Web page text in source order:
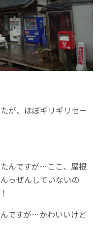
が、ほぼギリギリセー
んですが…ここ、屋根
っぜんしていないの
ですが…かわいいけど